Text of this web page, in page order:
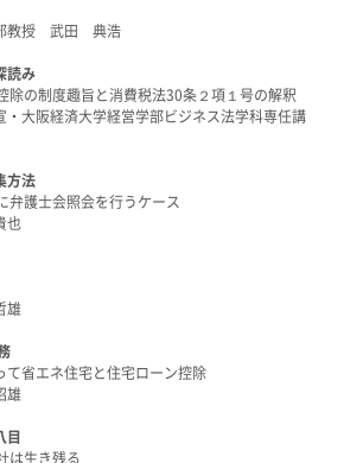
教授 武田 典浩
読み
の制度趣旨と消費税法30条２項１号の解釈
阪経済大学経営学部ビジネス法学科専任講
方法
護士会照会を行うケース
也
雄
省エネ住宅と住宅ローン控除
雄
目
は生き残る